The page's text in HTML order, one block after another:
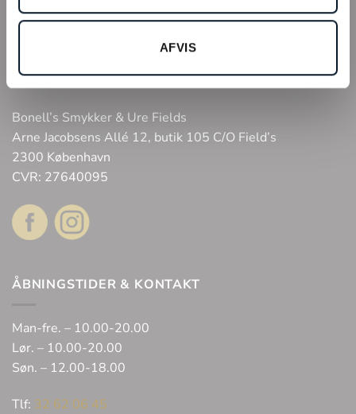
AFVIS
Webshop
Bonell’s Smykker & Ure Fields
Arne Jacobsens Allé 12, butik 105 C/O Field’s
2300 København
CVR: 27640095
ÅBNINGSTIDER & KONTAKT
Man-fre. – 10.00-20.00
Lør. – 10.00-20.00
Søn. – 12.00-18.00
Tlf: 32 62 06 45